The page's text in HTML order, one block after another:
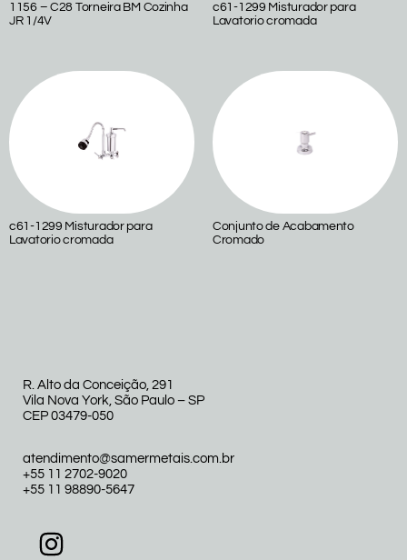
1156 – C28 Torneira BM Cozinha
JR 1/4V
c61-1299 Misturador para
Lavatorio cromada
c61-1299 Misturador para
Lavatorio cromada
Conjunto de Acabamento
Cromado
R. Alto da Conceição, 291
Vila Nova York, São Paulo – SP
CEP 03479-050
atendimento@samermetais.com.br
+55 11 2702-9020
+55 11 98890-5647